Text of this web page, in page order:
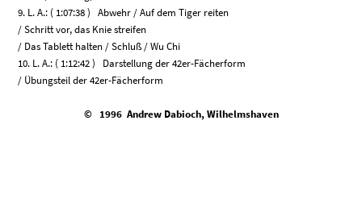
9. L. A.: ( 1:07:38 ) Abwehr / Auf dem Tiger reiten
/ Schritt vor, das Knie streifen
/ Das Tablett halten / Schluß / Wu Chi
10. L. A.: ( 1:12:42 ) Darstellung der 42er-Fächerform
/ Übungsteil der 42er-Fächerform
© 1996 Andrew Dabioch, Wilhelmshaven